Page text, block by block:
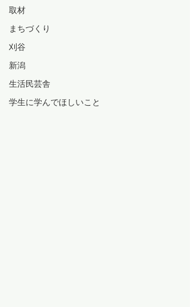
取材
まちづくり
刈谷
新潟
生活民芸舎
学生に学んでほしいこと